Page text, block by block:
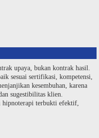
upaya, bukan kontrak hasil.
sesuai sertifikasi, kompetensi,
kesembuhan, karena
sugestibilitas klien.
hipnoterapi terbukti efektif,